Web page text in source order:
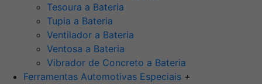
Tesoura a Bateria
Tupia a Bateria
Ventilador a Bateria
Ventosa a Bateria
Vibrador de Concreto a Bateria
Ferramentas Automotivas Especiais +